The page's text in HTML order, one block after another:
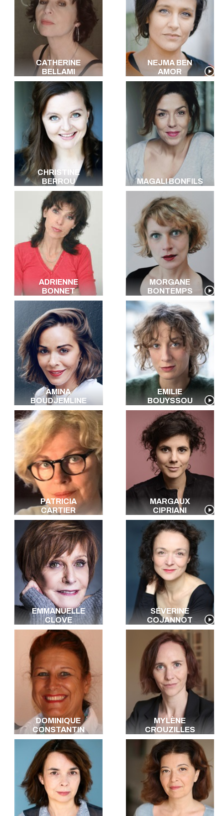
CATHERINE
BELLAMI
NEJMA BEN
AMOR
CHRISTINE
BERROU
MAGALI BONFILS
ADRIENNE
BONNET
MORGANE
BONTEMPS
AMINA
BOUDJEMLINE
EMILIE
BOUYSSOU
PATRICIA
CARTIER
MARGAUX
CIPRIANI
EMMANUELLE
CLOVE
SÉVERINE
COJANNOT
DOMINIQUE
CONSTANTIN
MYLÈNE
CROUZILLES